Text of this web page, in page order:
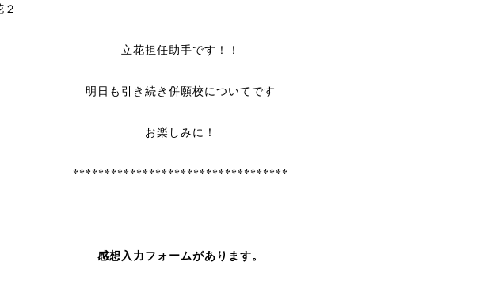
立花担任助手です！！
明日も引き続き併願校についてです
お楽しみに！
**********************************
感想入力フォームがあります。